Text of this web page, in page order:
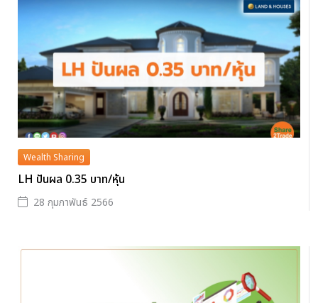
Wealth Sharing
LH ปันผล 0.35 บาท/หุ้น
28 กุมภาพันธ์ 2566